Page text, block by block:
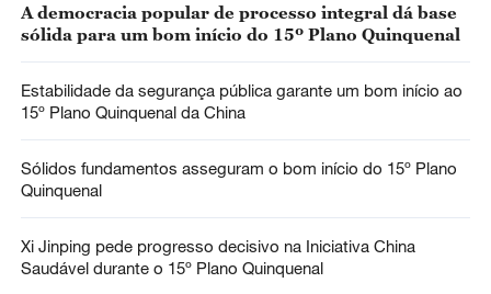
A democracia popular de processo integral dá base
sólida para um bom início do 15º Plano Quinquenal
Estabilidade da segurança pública garante um bom início ao
15º Plano Quinquenal da China
Sólidos fundamentos asseguram o bom início do 15º Plano
Quinquenal
Xi Jinping pede progresso decisivo na Iniciativa China
Saudável durante o 15º Plano Quinquenal